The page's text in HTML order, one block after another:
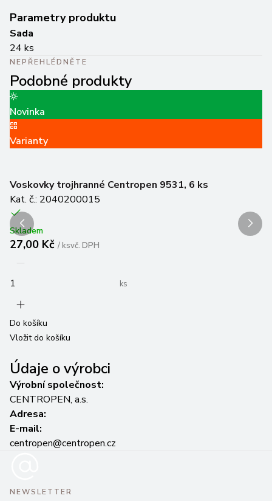
Parametry produktu
Sada
24 ks
NEPŘEHLÉDNĚTE
Podobné produkty
Novinka
Varianty
Voskovky trojhranné Centropen 9531, 6 ks
Kat. č.: 2040200015
Skladem
27,00 Kč /ksvč. DPH
ks
Do košíku
Vložit do košíku
Údaje o výrobci
Výrobní společnost:
CENTROPEN, a.s.
Adresa:
E-mail:
centropen@centropen.cz
NEWSLETTER